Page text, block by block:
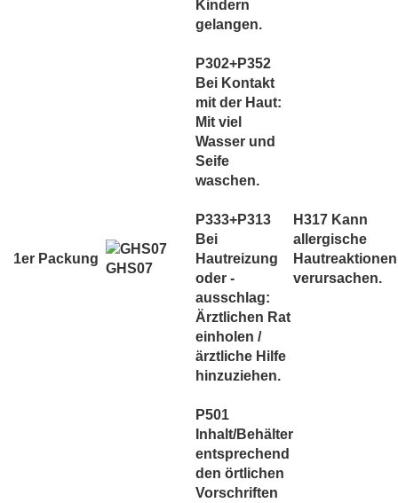
1er Packung
GHS07
Kindern
gelangen.
P302+P352
Bei Kontakt
mit der Haut:
Mit viel
Wasser und
Seife
waschen.
P333+P313
Bei
Hautreizung
oder -
ausschlag:
Ärztlichen Rat
einholen /
ärztliche Hilfe
hinzuziehen.
P501
Inhalt/Behälter
entsprechend
den örtlichen
Vorschriften
H317 Kann
allergische
Hautreaktionen
verursachen.